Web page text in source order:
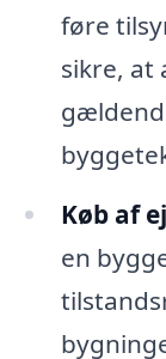
føre
sikre, at
Køb af
en